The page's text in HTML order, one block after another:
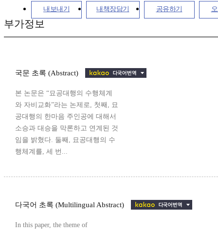
내보내기 내책장담기 공유하기
부가정보
국문 초록 (Abstract)
본 논문은 “묘공대행의 수행체계
와 자비교화”라는 논제로, 첫째, 묘
공대행의 한마음 주인공에 대해서
소승과 대승을 막론하고 연계된 것
임을 밝혔다. 둘째, 묘공대행의 수
행체계를, 세 번...
다국어 초록 (Multilingual Abstract)
In this paper, the theme of